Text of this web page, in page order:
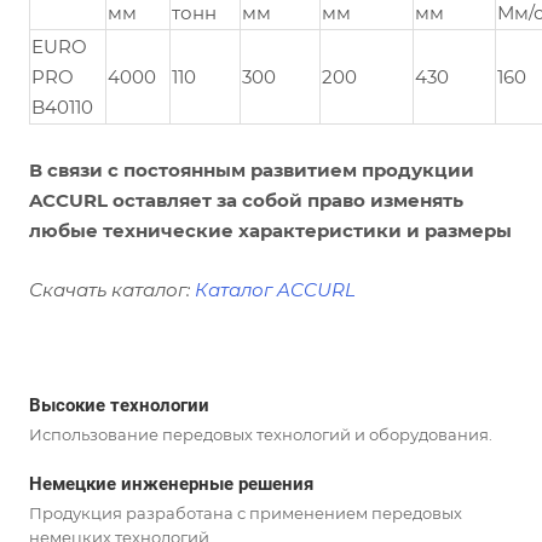
мм тонн мм мм мм
Мм/с
EURO
PRO
B40110
4000 110 300 200 430 160
В связи с постоянным развитием продукции
ACCURL оставляет за собой право изменять
любые технические характеристики и размеры
Скачать каталог: Каталог ACCURL
Высокие технологии
Использование передовых технологий и оборудования.
Немецкие инженерные решения
Продукция разработана с применением передовых
немецких технологий.